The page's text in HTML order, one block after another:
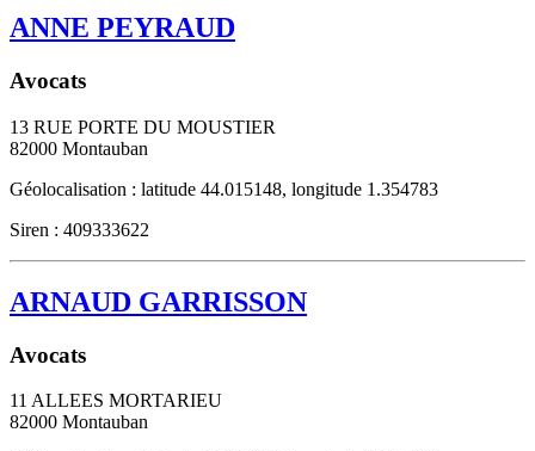
ANNE PEYRAUD
Avocats
13 RUE PORTE DU MOUSTIER
82000 Montauban
Géolocalisation : latitude 44.015148, longitude 1.354783
Siren : 409333622
ARNAUD GARRISSON
Avocats
11 ALLEES MORTARIEU
82000 Montauban